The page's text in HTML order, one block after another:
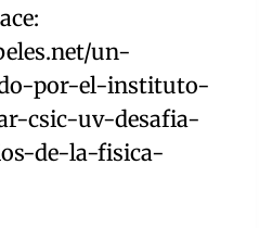
un-
por-el-instituto-
csic-uv-desafia-
de-la-fisica-